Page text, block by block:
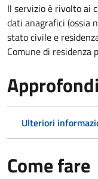
Il servizio è rivolto ai
dati anagrafici (ossia
stato civile e
Comune di residenza
Ulteriori
Come fare